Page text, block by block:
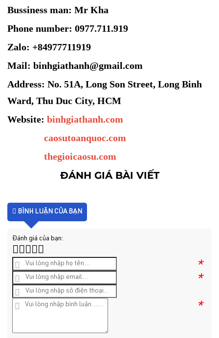
Bussiness man: Mr Kha
Phone number: 0977.711.919
Zalo: +84977711919
Mail: binhgiathanh@gmail.com
Address: No. 51A, Long Son Street, Long Binh
Ward, Thu Duc City, HCM
Website: binhgiathanh.com
caosutoanquoc.com
thegioicaosu.com
ĐÁNH GIÁ BÀI VIẾT
BÌNH LUẬN CỦA BẠN
Đánh giá của bạn:
*
*
*